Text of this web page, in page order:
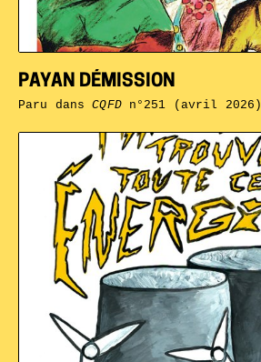
PAYAN DÉMISSION
Paru dansCQFDn°251 (avril 2026)